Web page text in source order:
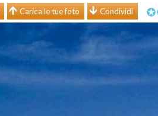
Carica le tue foto Condividi